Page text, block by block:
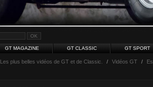
GT MAGAZINE GT CLASSIC GT SPORT
Les plus belles vidéos de GT et de Classic. / Vidéos GT /